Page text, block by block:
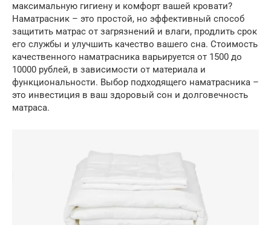
максимальную гигиену и комфорт вашей кровати?
Наматрасник – это простой, но эффективный способ
защитить матрас от загрязнений и влаги, продлить срок
его службы и улучшить качество вашего сна. Стоимость
качественного наматрасника варьируется от 1500 до
10000 рублей, в зависимости от материала и
функциональности. Выбор подходящего наматрасника –
это инвестиция в ваш здоровый сон и долговечность
матраса.